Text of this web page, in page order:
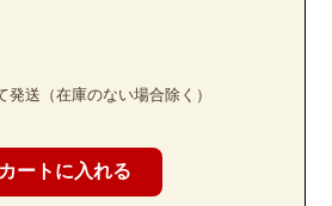
な環境に耐え抜くよう他の木にはないほど
の脅威から免れています。
送（在庫のない場合除く）